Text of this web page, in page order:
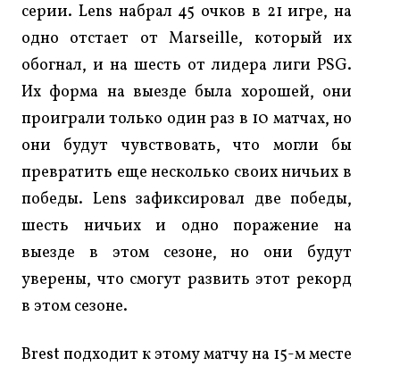
серии. Lens набрал 45 очков в 21 игре, на
одно отстает от Marseille, который их
обогнал, и на шесть от лидера лиги PSG.
Их форма на выезде была хорошей, они
проиграли только один раз в 10 матчах, но
они будут чувствовать, что могли бы
превратить еще несколько своих ничьих в
победы. Lens зафиксировал две победы,
шесть ничьих и одно поражение на
выезде в этом сезоне, но они будут
уверены, что смогут развить этот рекорд
в этом сезоне.
Brest подходит к этому матчу на 15-м месте